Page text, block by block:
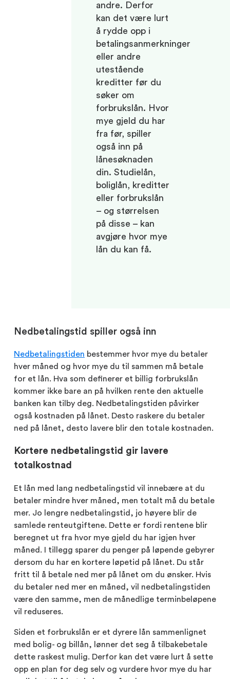
andre. Derfor
kan det være lurt
å rydde opp i
betalingsanmerkninger
eller andre
utestående
kreditter før du
søker om
forbrukslån. Hvor
mye gjeld du har
fra før, spiller
også inn på
lånesøknaden
din. Studielån,
boliglån, kreditter
eller forbrukslån
– og størrelsen
på disse – kan
avgjøre hvor mye
lån du kan få.
Nedbetalingstid spiller også inn
Nedbetalingstiden bestemmer hvor mye du betaler
hver måned og hvor mye du til sammen må betale
for et lån. Hva som definerer et billig forbrukslån
kommer ikke bare an på hvilken rente den aktuelle
banken kan tilby deg. Nedbetalingstiden påvirker
også kostnaden på lånet. Desto raskere du betaler
ned på lånet, desto lavere blir den totale kostnaden.
Kortere nedbetalingstid gir lavere
totalkostnad
Et lån med lang nedbetalingstid vil innebære at du
betaler mindre hver måned, men totalt må du betale
mer. Jo lengre nedbetalingstid, jo høyere blir de
samlede renteutgiftene. Dette er fordi rentene blir
beregnet ut fra hvor mye gjeld du har igjen hver
måned. I tillegg sparer du penger på løpende gebyrer
dersom du har en kortere løpetid på lånet. Du står
fritt til å betale ned mer på lånet om du ønsker. Hvis
du betaler ned mer en måned, vil nedbetalingstiden
være den samme, men de månedlige terminbeløpene
vil reduseres.
Siden et forbrukslån er et dyrere lån sammenlignet
med bolig- og billån, lønner det seg å tilbakebetale
dette raskest mulig. Derfor kan det være lurt å sette
opp en plan for deg selv og vurdere hvor mye du har